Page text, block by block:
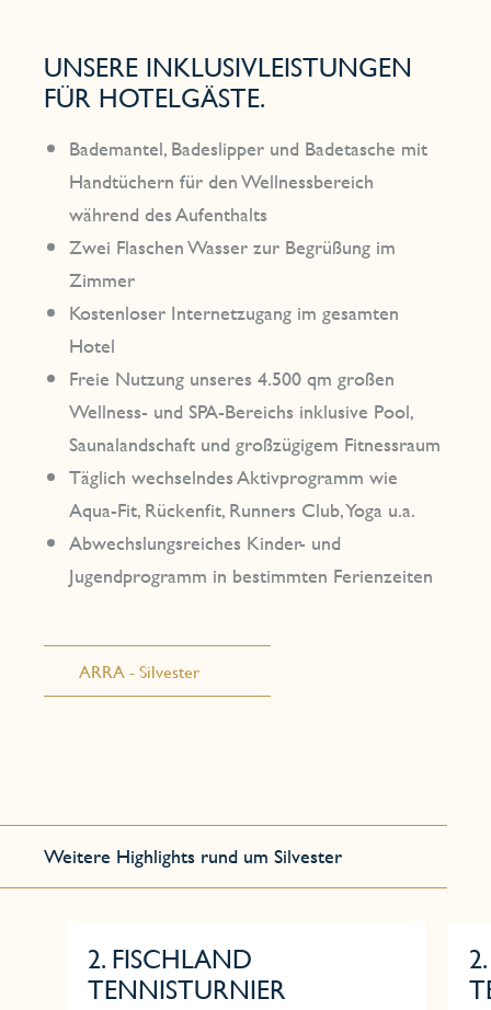
UNSERE INKLUSIVLEISTUNGEN
FÜR HOTELGÄSTE.
Bademantel, Badeslipper und Badetasche mit
Handtüchern für den Wellnessbereich
während des Aufenthalts
Zwei Flaschen Wasser zur Begrüßung im
Zimmer
Kostenloser Internetzugang im gesamten
Hotel
Freie Nutzung unseres 4.500 qm großen
Wellness- und SPA-Bereichs inklusive Pool,
Saunalandschaft und großzügigem Fitnessraum
Täglich wechselndes Aktivprogramm wie
Aqua-Fit, Rückenfit, Runners Club, Yoga u.a.
Abwechslungsreiches Kinder- und
Jugendprogramm in bestimmten Ferienzeiten
ARRA - Silvester
Weitere Highlights rund um Silvester
2. FISCHLAND
TENNISTURNIER